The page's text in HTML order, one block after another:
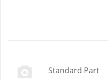
Standard Part